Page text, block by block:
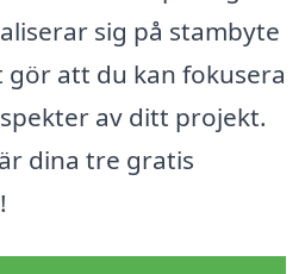
sig på stambyte
att du kan fokusera
av ditt projekt.
dina tre gratis